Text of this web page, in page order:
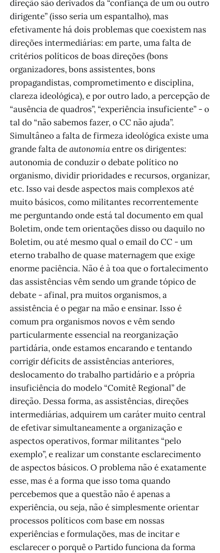
direção são derivados da “confiança de um ou outro
dirigente” (isso seria um espantalho), mas
efetivamente há dois problemas que coexistem nas
direções intermediárias: em parte, uma falta de
critérios políticos de boas direções (bons
organizadores, bons assistentes, bons
propagandistas, comprometimento e disciplina,
clareza ideológica), e por outro lado, a percepção de
“ausência de quadros”, “experiência insuficiente” - o
tal do “não sabemos fazer, o CC não ajuda”.
Simultâneo a falta de firmeza ideológica existe uma
grande falta deautonomiaentre os dirigentes:
autonomia de conduzir o debate político no
organismo, dividir prioridades e recursos, organizar,
etc. Isso vai desde aspectos mais complexos até
muito básicos, como militantes recorrentemente
me perguntando onde está tal documento em qual
Boletim, onde tem orientações disso ou daquilo no
Boletim, ou até mesmo qual o email do CC - um
eterno trabalho de quase maternagem que exige
enorme paciência. Não é à toa que o fortalecimento
das assistências vêm sendo um grande tópico de
debate - afinal, pra muitos organismos, a
assistência é o pegar na mão e ensinar. Isso é
comum pra organismos novos e vêm sendo
particularmente essencial na reorganização
partidária, onde estamos encarando e tentando
corrigir déficits de assistências anteriores,
deslocamento do trabalho partidário e a própria
insuficiência do modelo “Comitê Regional” de
direção. Dessa forma, as assistências, direções
intermediárias, adquirem um caráter muito central
de efetivar simultaneamente a organização e
aspectos operativos, formar militantes “pelo
exemplo”, e realizar um constante esclarecimento
de aspectos básicos. O problema não é exatamente
esse, mas é a forma que isso toma quando
percebemos que a questão não é apenas a
experiência, ou seja, não é simplesmente orientar
processos políticos com base em nossas
experiências e formulações, mas de incitar e
esclarecer o porquê o Partido funciona da forma